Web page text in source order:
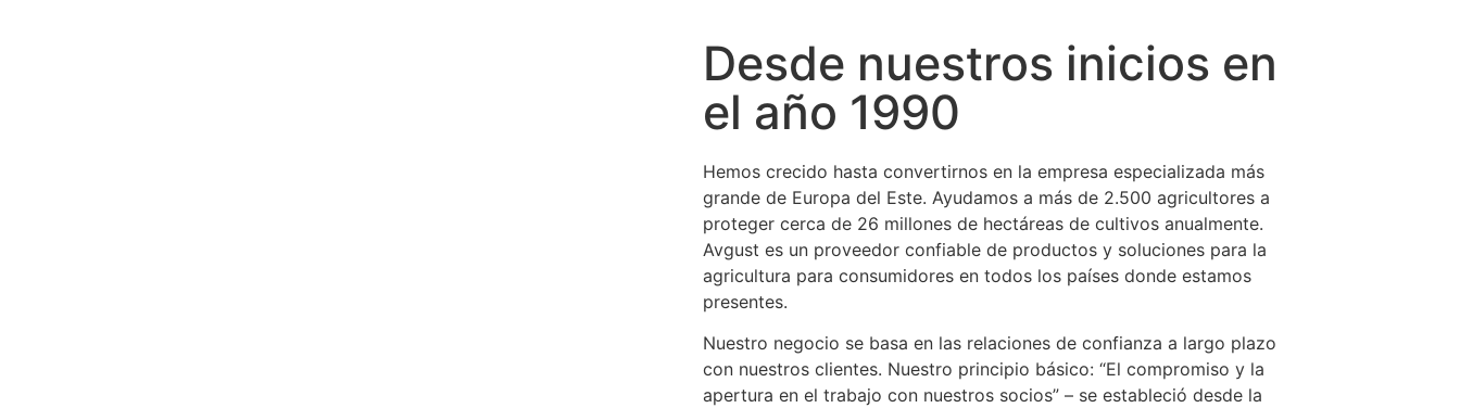
Desde nuestros inicios en
el año 1990
Hemos crecido hasta convertirnos en la empresa especializada más
grande de Europa del Este. Ayudamos a más de 2.500 agricultores a
proteger cerca de 26 millones de hectáreas de cultivos anualmente.
Avgust es un proveedor confiable de productos y soluciones para la
agricultura para consumidores en todos los países donde estamos
presentes.
Nuestro negocio se basa en las relaciones de confianza a largo plazo
con nuestros clientes. Nuestro principio básico: “El compromiso y la
apertura en el trabajo con nuestros socios” – se estableció desde la